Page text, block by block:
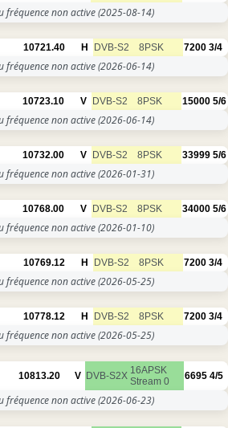
fréquence non active(2025-08-14)
10721.40 H DVB-S2 8PSK 7200 3/4
fréquence non active(2026-06-14)
10723.10 V DVB-S2 8PSK 15000 5/6
fréquence non active(2026-06-14)
10732.00 V DVB-S2 8PSK 33999 5/6
fréquence non active(2026-01-31)
10768.00 V DVB-S2 8PSK 34000 5/6
fréquence non active(2026-01-10)
10769.12 H DVB-S2 8PSK 7200 3/4
fréquence non active(2026-05-25)
10778.12 H DVB-S2 8PSK 7200 3/4
fréquence non active(2026-05-25)
10813.20 V DVB-S2X 16APSK
Stream 0
6695 4/5
fréquence non active(2026-06-23)